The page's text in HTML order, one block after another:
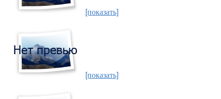
[показать]
[показать]